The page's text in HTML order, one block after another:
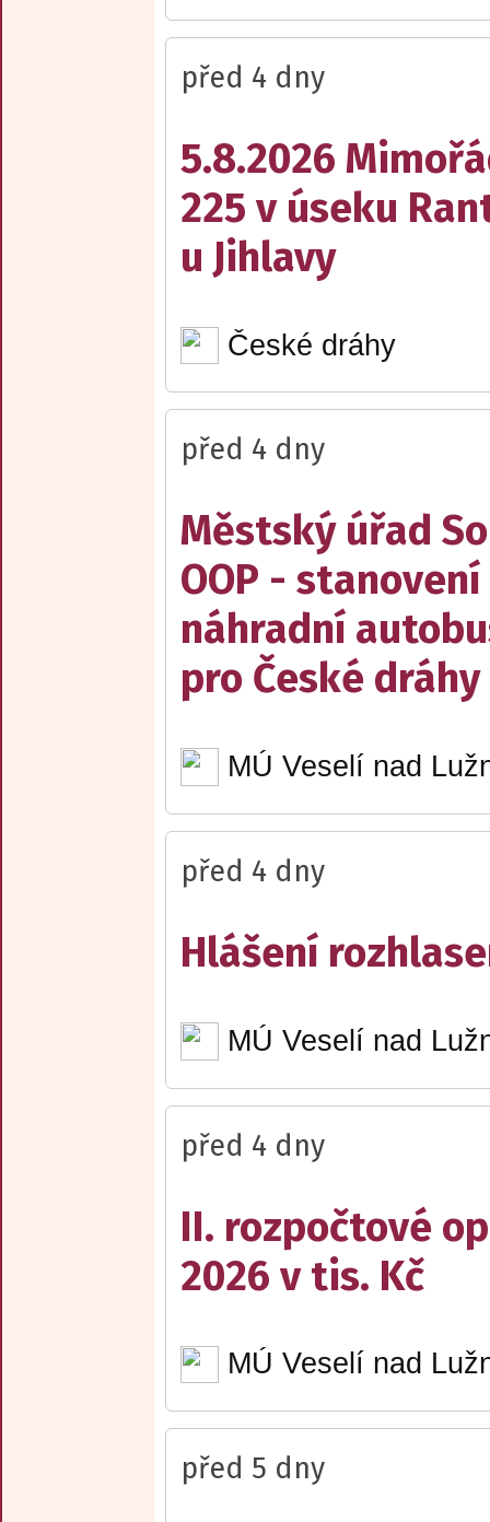
před 4 dny
5.8.2026
225 v úseku
u Jihlavy
České dráhy
před 4 dny
Městský úřad
OOP -
náhradní
pro České dráhy
MÚ Veselí nad
před 4 dny
Hlášení
MÚ Veselí nad
před 4 dny
II. rozpočtové
2026 v tis. Kč
MÚ Veselí nad
před 5 dny